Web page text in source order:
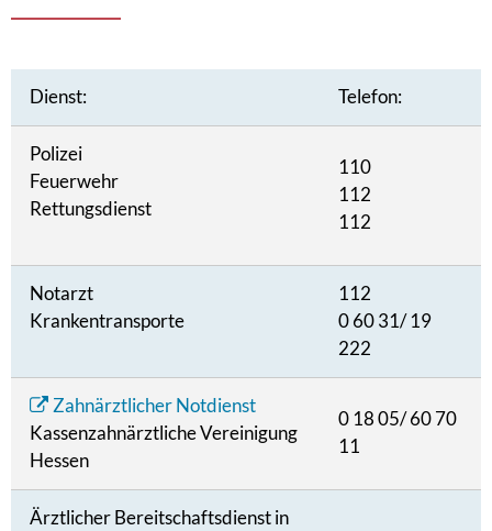
Dienst: Telefon:
Polizei
Feuerwehr
Rettungsdienst
110
112
112
Notarzt
Krankentransporte
112
0 60 31/ 19
222
Zahnärztlicher Notdienst
Kassenzahnärztliche Vereinigung
Hessen
0 18 05/ 60 70
11
Ärztlicher Bereitschaftsdienst in